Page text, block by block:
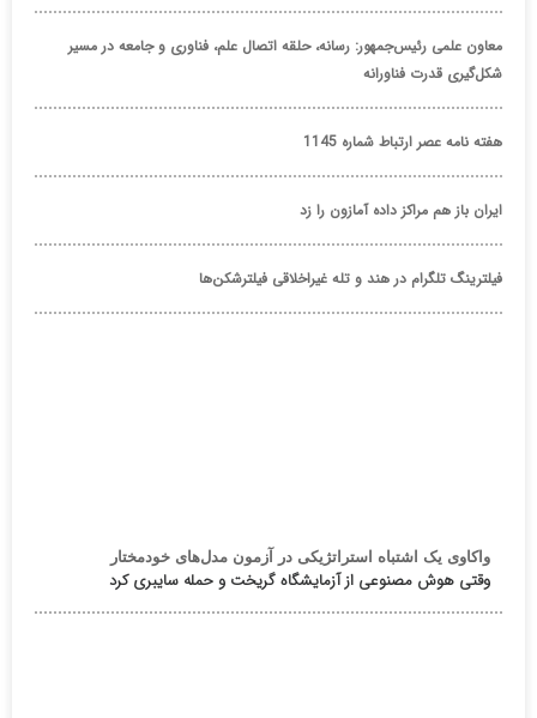
معاون علمی رئیس‌جمهور: رسانه، حلقه اتصال علم، فناوری و جامعه در مسیر
شکل‌گیری قدرت فناورانه
هفته نامه عصر ارتباط شماره 1145
ایران باز هم مراکز داده آمازون را زد
فیلترینگ تلگرام در هند و تله غیراخلاقی فیلترشکن‌ها
واکاوی یک اشتباه استراتژیکی در آزمون مدل‌های خودمختار
وقتی هوش مصنوعی از آزمایشگاه گریخت و حمله سایبری کرد